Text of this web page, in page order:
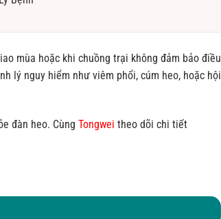
mùa hoặc khi chuồng trại không đảm bảo điều
lý nguy hiểm như viêm phổi, cúm heo, hoặc hội
đàn heo. Cùng Tongwei theo dõi chi tiết